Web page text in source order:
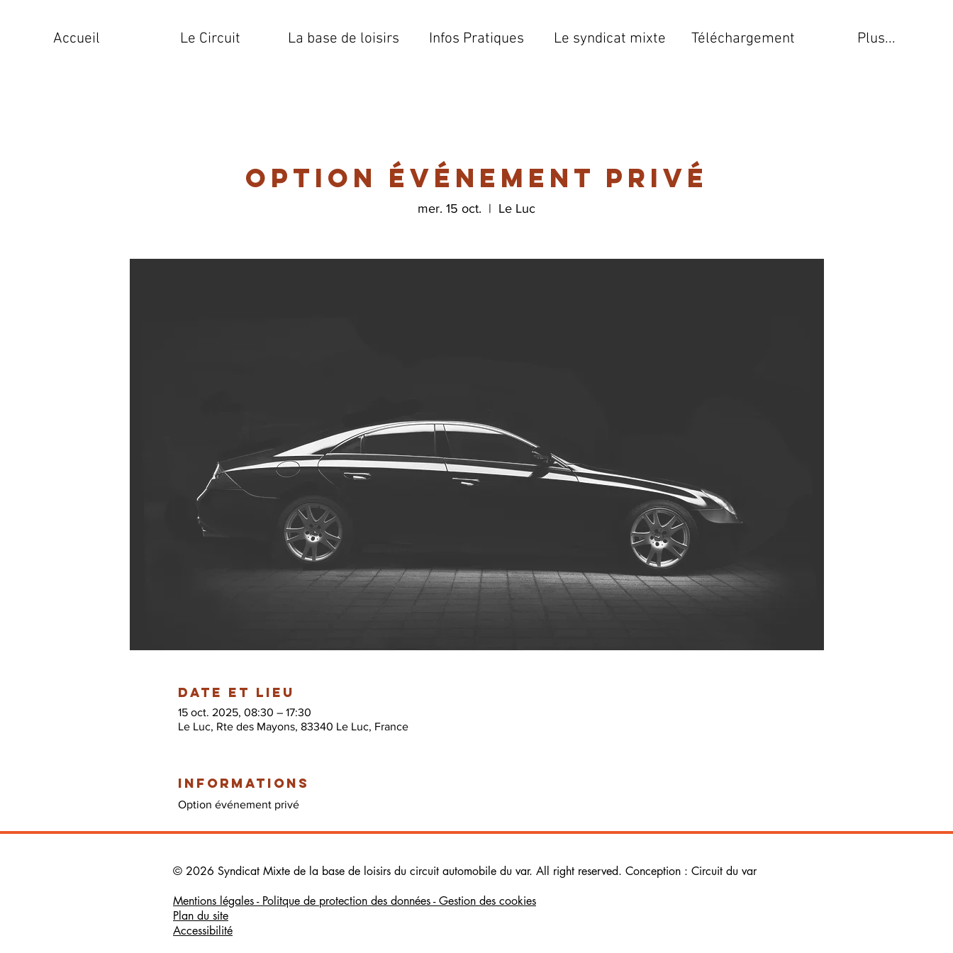
Accueil Le Circuit La base de loisirs Infos Pratiques Le syndicat mixte Téléchargement Plus...
Option événement privé
mer. 15 oct.
  |
Le Luc
Date et lieu
15 oct. 2025, 08:30 – 17:30
Le Luc, Rte des Mayons, 83340 Le Luc, France
Informations
Option événement privé
© 2026 Syndicat Mixte de la base de loisirs du circuit automobile du var. All right reserved. Conception : Circuit du var
Mentions légales - Politque de protection des données - Gestion des cookies
Plan du site
Accessibilité